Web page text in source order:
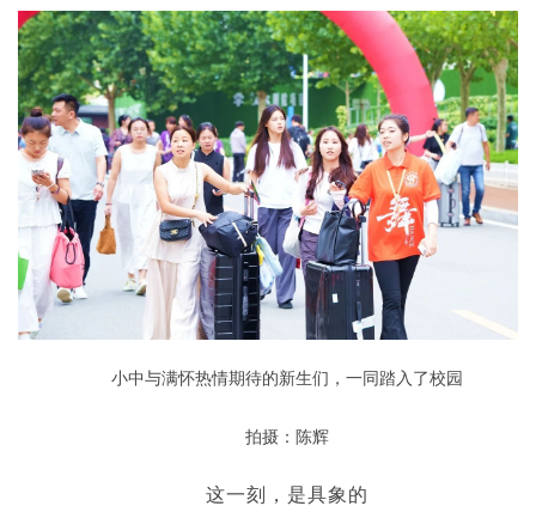
小中与满怀热情期待的新生们，一同踏入了校园
拍摄：陈辉
这一刻，是具象的